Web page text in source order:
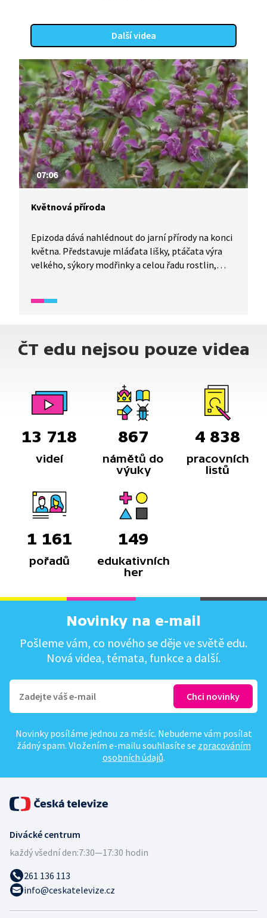
Další videa
07:06
Květnová příroda
Epizoda dává nahlédnout do jarní přírody na konci
května. Představuje mláďata lišky, ptáčata výra
velkého, sýkory modřinky a celou řadu rostlin,
nachové, jejichž semena přenášejí mravenci, a v
ČT edu nejsou pouze videa
13 718
videí
867
námětů do
výuky
4 838
pracovních
listů
1 161
pořadů
149
edukativních
her
Novinky na e-mail
Pošleme vám, co nového se děje ve světě edu.
Nová videa, témata, funkce a další.
Novinky posíláme jednou za měsíc. Nebudeme vám posílat
žádný spam. Vložením e-mailu souhlasíte se zpracováním
osobních údajů.